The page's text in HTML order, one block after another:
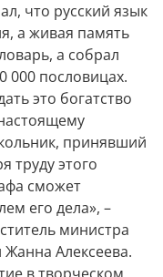
что русский язык
а живая память
а собрал
000 пословицах.
это богатство
принявший
труду этого
сможет
его дела», –
министра
Алексеева.